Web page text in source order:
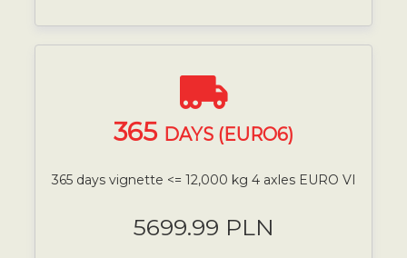
365 DAYS (EURO6)
365 days vignette <= 12,000 kg 4 axles EURO VI
5699.99 PLN